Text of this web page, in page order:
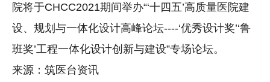
院将于CHCC2021期间举办“‘十四五’高质量医院建
设、规划与一体化设计高峰论坛----‘优秀设计奖’‘鲁
班奖’工程一体化设计创新与建设”专场论坛。
来源：筑医台资讯